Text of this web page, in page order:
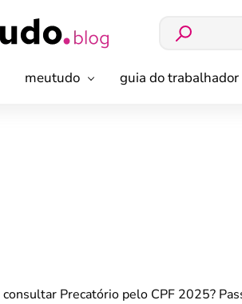
meutudo guia do trabalhador
consultar Precatório pelo CPF 2025?